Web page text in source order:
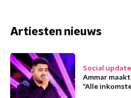
Artiesten nieuws
Social update
Ammar
“Alle